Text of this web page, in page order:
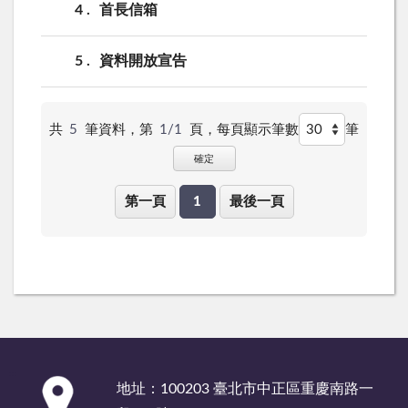
4 首長信箱
5 資料開放宣告
共 5 筆資料，第 1/1 頁， 每頁顯示筆數 筆
確定
第一頁 1 最後一頁
地址：100203 臺北市中正區重慶南路一